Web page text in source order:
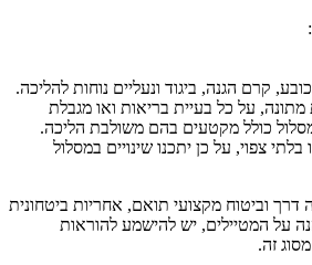
מים, כובע, קרם הגנה, ביגוד ונעליים נוחות להליכה.
מתונה, על כל בעיית בריאות ואו מגבלת
כולל מקטעים בהם משולבת הליכה.
צפוי, על כן יתכנו שינויים במסלול
דרך וביטוח מקצועי תואם, אחריות ביטחונית
על המטיילים, יש להישמע להוראות
זה.